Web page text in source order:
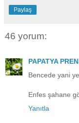
Paylaş
46 yorum:
PAPATYA
Bencede yani
Enfes şahane
Yanıtla